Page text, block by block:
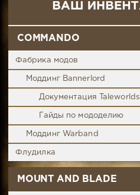
COMMANDO
Фабрика модов
Моддинг Bannerlord
Документация Taleworlds
Гайды по мододелию
Моддинг Warband
Флудилка
MOUNT AND BLADE